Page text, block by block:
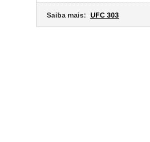
Saiba mais: UFC 303